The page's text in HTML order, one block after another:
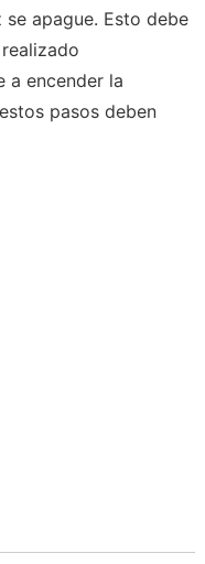
apague. Esto debe
a encender la
pasos deben